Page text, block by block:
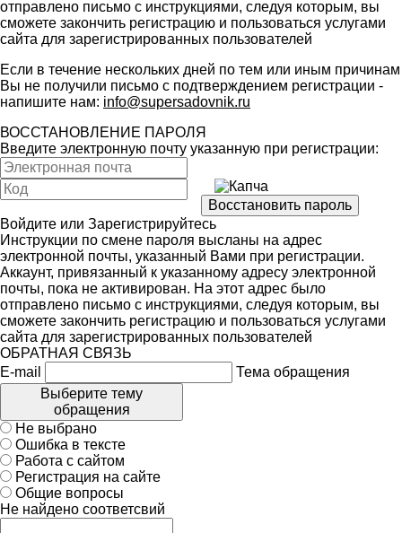
отправлено письмо с инструкциями, следуя которым, вы
сможете закончить регистрацию и пользоваться услугами
сайта для зарегистрированных пользователей
Если в течение нескольких дней по тем или иным причинам
Вы не получили письмо с подтверждением регистрации -
напишите нам: info@supersadovnik.ru
ВОССТАНОВЛЕНИЕ ПАРОЛЯ
Введите электронную почту указанную при регистрации:
Войдите или Зарегистрируйтесь
Инструкции по смене пароля высланы на адрес
электронной почты, указанный Вами при регистрации.
Аккаунт, привязанный к указанному адресу электронной
почты, пока не активирован. На этот адрес было
отправлено письмо с инструкциями, следуя которым, вы
сможете закончить регистрацию и пользоваться услугами
сайта для зарегистрированных пользователей
ОБРАТНАЯ СВЯЗЬ
E-mail
Тема обращения
Выберите тему
обращения
Не выбрано
Ошибка в тексте
Работа с сайтом
Регистрация на сайте
Общие вопросы
Не найдено соответсвий